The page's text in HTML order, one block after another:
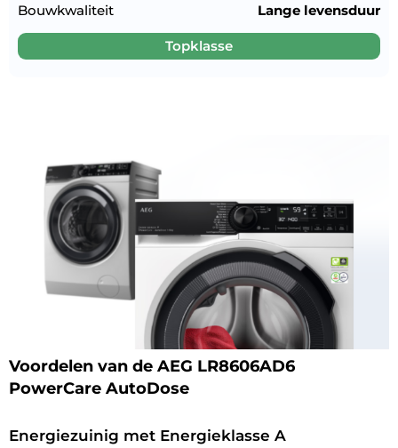
Bouwkwaliteit
Topklasse
Lange levensduur
Voordelen van de AEG LR8606AD6
PowerCare AutoDose
Energiezuinig met Energieklasse A